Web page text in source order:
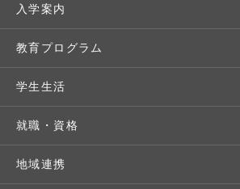
敬和学園大学とは
学長メッセージ
教育理念・方針・取り組み
キャンパス・施設設備
交通アクセス
入学案内
入学者選抜
オープンキャンパス
Webオープンキャンパス
個別相談（来学・オンライン）
教育プログラム
学部・学科
地域実践
留学プログラム
学生生活
キャンパスライフ
年間スケジュール
就職・資格
就職・進路サポート
地域連携